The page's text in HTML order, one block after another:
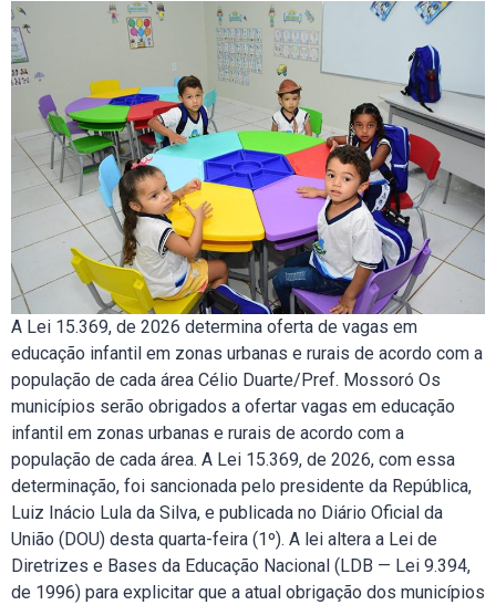
A Lei 15.369, de 2026 determina oferta de vagas em
educação infantil em zonas urbanas e rurais de acordo com a
população de cada área Célio Duarte/Pref. Mossoró Os
municípios serão obrigados a ofertar vagas em educação
infantil em zonas urbanas e rurais de acordo com a
população de cada área. A Lei 15.369, de 2026, com essa
determinação, foi sancionada pelo presidente da República,
Luiz Inácio Lula da Silva, e publicada no Diário Oficial da
União (DOU) desta quarta-feira (1º). A lei altera a Lei de
Diretrizes e Bases da Educação Nacional (LDB — Lei 9.394,
de 1996) para explicitar que a atual obrigação dos municípios